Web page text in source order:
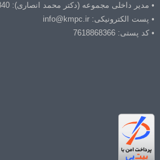
• مدیر داخلی مجموعه (دکتر محمد انصاری): 09135001840
• پست الکترونیکی: info@kmpc.ir
• کد پستی: 7618868366